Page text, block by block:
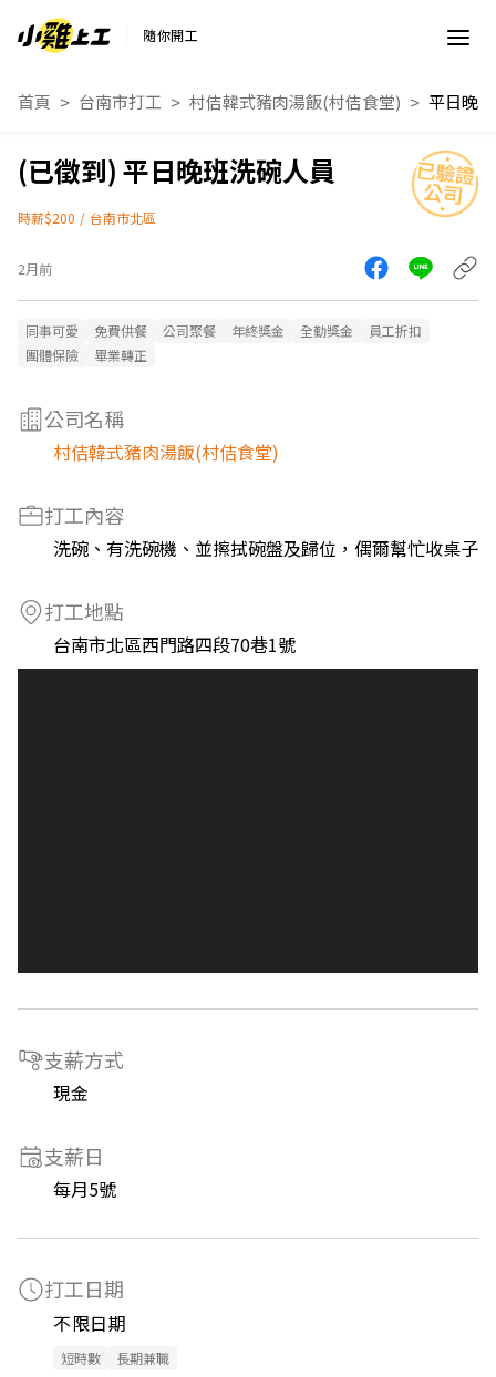
隨你開工
首頁 台南市打工 村佶韓式豬肉湯飯(村佶食堂) 平日晚
平日晚班洗碗人員
時薪$200 / 台南市北區
2月前
同事可愛 免費供餐 公司聚餐 年終獎金 全勤獎金
員工折扣
團體保險
畢業轉正
公司名稱
村佶韓式豬肉湯飯(村佶食堂)
打工內容
洗碗、有洗碗機、並擦拭碗盤及歸位，偶爾幫忙收桌子
打工地點
台南市北區西門路四段70巷1號
支薪方式
現金
支薪日
每月5號
打工日期
不限日期
短時數 長期兼職